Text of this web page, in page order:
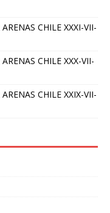
CHILE XXXI-VII-
CHILE XXX-VII-
CHILE XXIX-VII-